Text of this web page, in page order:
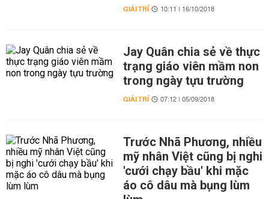
GIẢI TRÍ 10:11 | 16/10/2018
Jay Quân chia sẻ về thực
trạng giáo viên mầm non
trong ngày tựu trường
GIẢI TRÍ 07:12 | 05/09/2018
Trước Nhã Phương, nhiều
mỹ nhân Việt cũng bị nghi
'cưới chạy bầu' khi mặc
áo cô dâu mà bụng lùm